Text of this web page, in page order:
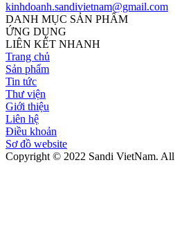
kinhdoanh.sandivietnam@gmail.com
DANH MỤC SẢN PHẨM
ỨNG DỤNG
LIÊN KẾT NHANH
Trang chủ
Sản phẩm
Tin tức
Thư viện
Giới thiệu
Liên hệ
Điều khoản
Sơ đồ website
Copyright © 2022 Sandi VietNam. All